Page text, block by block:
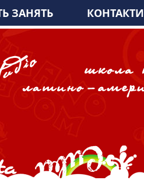
ЗАНЯТЬ КОНТАКТИ